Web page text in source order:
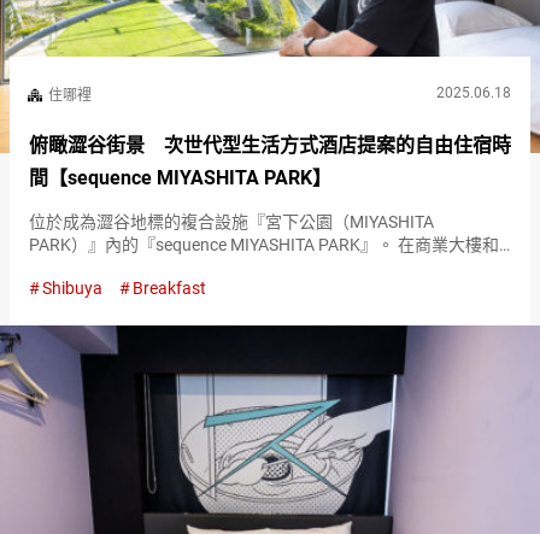
住哪裡 2025.06.18
俯瞰澀谷街景 次世代型生活方式酒店提案的自由住宿時
間【sequence MIYASHITA PARK】
位於成為澀谷地標的複合設施『宮下公園（MIYASHITA
PARK）』內的『sequence MIYASHITA PARK』。 在商業大樓和
不已，地點絕佳。 不僅地理位置優越，『seq…
Shibuya Breakfast